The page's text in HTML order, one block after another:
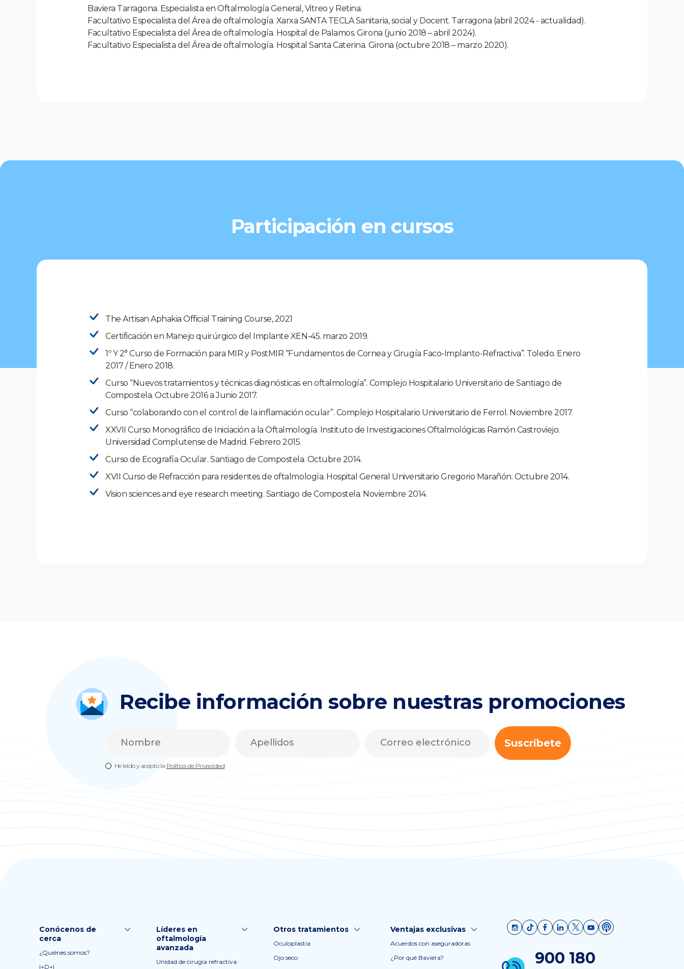
Baviera Tarragona. Especialista en Oftalmología General, Vitreo y Retina.
Facultativo Especialista del Área de oftalmología. Xarxa SANTA TECLA Sanitaria, social y Docent. Tarragona (abril 2024 - actualidad).
Facultativo Especialista del Área de oftalmología. Hospital de Palamos. Girona (junio 2018 – abril 2024).
Facultativo Especialista del Área de oftalmología. Hospital Santa Caterina. Girona (octubre 2018 – marzo 2020).
Participación en cursos
The Artisan Aphakia Official Training Course, 2021
Certificación en Manejo quirúrgico del Implante XEN-45. marzo 2019.
1º Y 2° Curso de Formación para MIR y PostMIR “Fundamentos de Cornea y Cirugía Faco-Implanto-Refractiva”. Toledo. Enero
2017 / Enero 2018.
Curso “Nuevos tratamientos y técnicas diagnósticas en oftalmología”. Complejo Hospitalario Universitario de Santiago de
Compostela. Octubre 2016 a Junio 2017.
Curso “colaborando con el control de la inflamación ocular”. Complejo Hospitalario Universitario de Ferrol. Noviembre 2017.
XXVII Curso Monográfico de Iniciación a la Oftalmología. Instituto de Investigaciones Oftalmológicas Ramón Castroviejo.
Universidad Complutense de Madrid. Febrero 2015.
Curso de Ecografía Ocular. Santiago de Compostela. Octubre 2014.
XVII Curso de Refracción para residentes de oftalmología. Hospital General Universitario Gregorio Marañón. Octubre 2014.
Vision sciences and eye research meeting. Santiago de Compostela. Noviembre 2014.
Recibe información sobre nuestras promociones
He leído y acepto la Política de Privacidad
Suscríbete
Conócenos de
cerca
¿Quiénes somos?
I+D+I
Líderes en
oftalmología
avanzada
Unidad de cirugía refractiva:
Otros tratamientos
Oculoplastia
Ojo seco
Ventajas exclusivas
Acuerdos con aseguradoras
¿Por qué Baviera?
900 180